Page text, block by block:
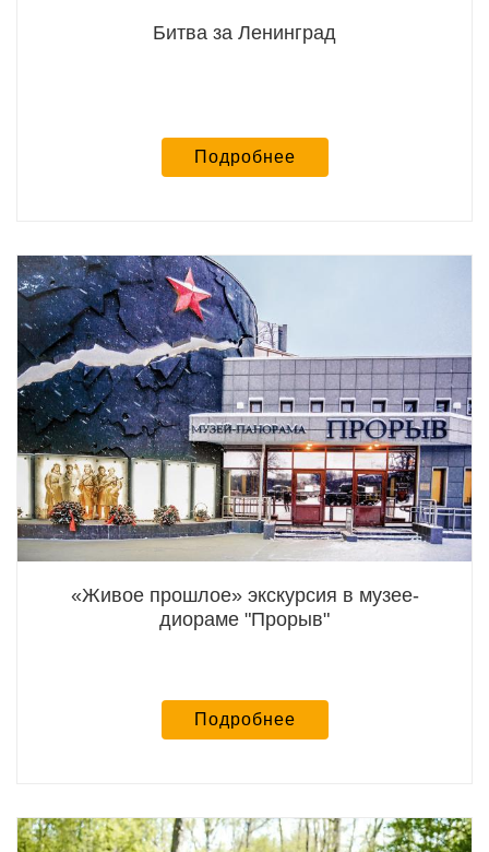
Битва за Ленинград
Подробнее
«Живое прошлое» экскурсия в музее-
диораме "Прорыв"
Подробнее